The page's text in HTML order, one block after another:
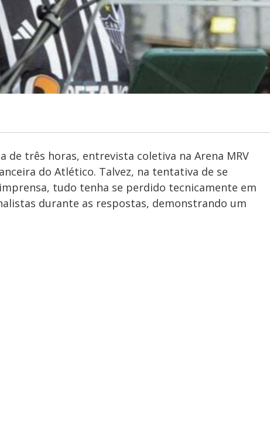
de três horas, entrevista coletiva na Arena MRV
do Atlético. Talvez, na tentativa de se
tudo tenha se perdido tecnicamente em
durante as respostas, demonstrando um